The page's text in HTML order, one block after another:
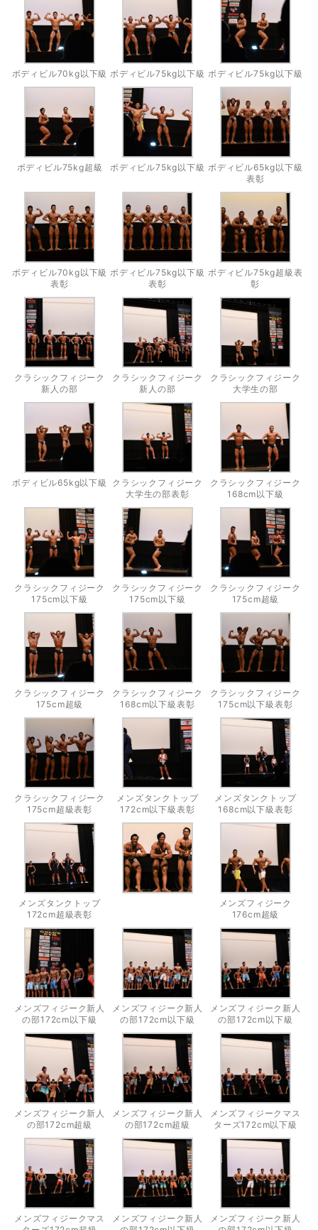
ボディビル70kg以下級 ボディビル75kg以下級 ボディビル75kg以下級
ボディビル75kg超級 ボディビル75kg以下級 ボディビル65kg以下級
表彰
ボディビル70kg以下級
表彰
ボディビル75kg以下級
表彰
ボディビル75kg超級表
彰
クラシックフィジーク
新人の部
クラシックフィジーク
新人の部
クラシックフィジーク
大学生の部
ボディビル65kg以下級
クラシックフィジーク
大学生の部表彰
クラシックフィジーク
168cm以下級
クラシックフィジーク
175cm以下級
クラシックフィジーク
175cm以下級
クラシックフィジーク
175cm超級
クラシックフィジーク
175cm超級
クラシックフィジーク
168cm以下級表彰
クラシックフィジーク
175cm以下級表彰
クラシックフィジーク
175cm超級表彰
メンズタンクトップ
172cm以下級表彰
メンズタンクトップ
168cm以下級表彰
メンズタンクトップ
172cm超級表彰
メンズフィジーク
176cm超級
メンズフィジーク新人
の部172cm以下級
メンズフィジーク新人
の部172cm以下級
メンズフィジーク新人
の部172cm以下級
メンズフィジーク新人
の部172cm超級
メンズフィジーク新人
の部172cm超級
メンズフィジークマス
ターズ172cm以下級
メンズフィジークマス
メンズフィジーク新人
メンズフィジーク新人